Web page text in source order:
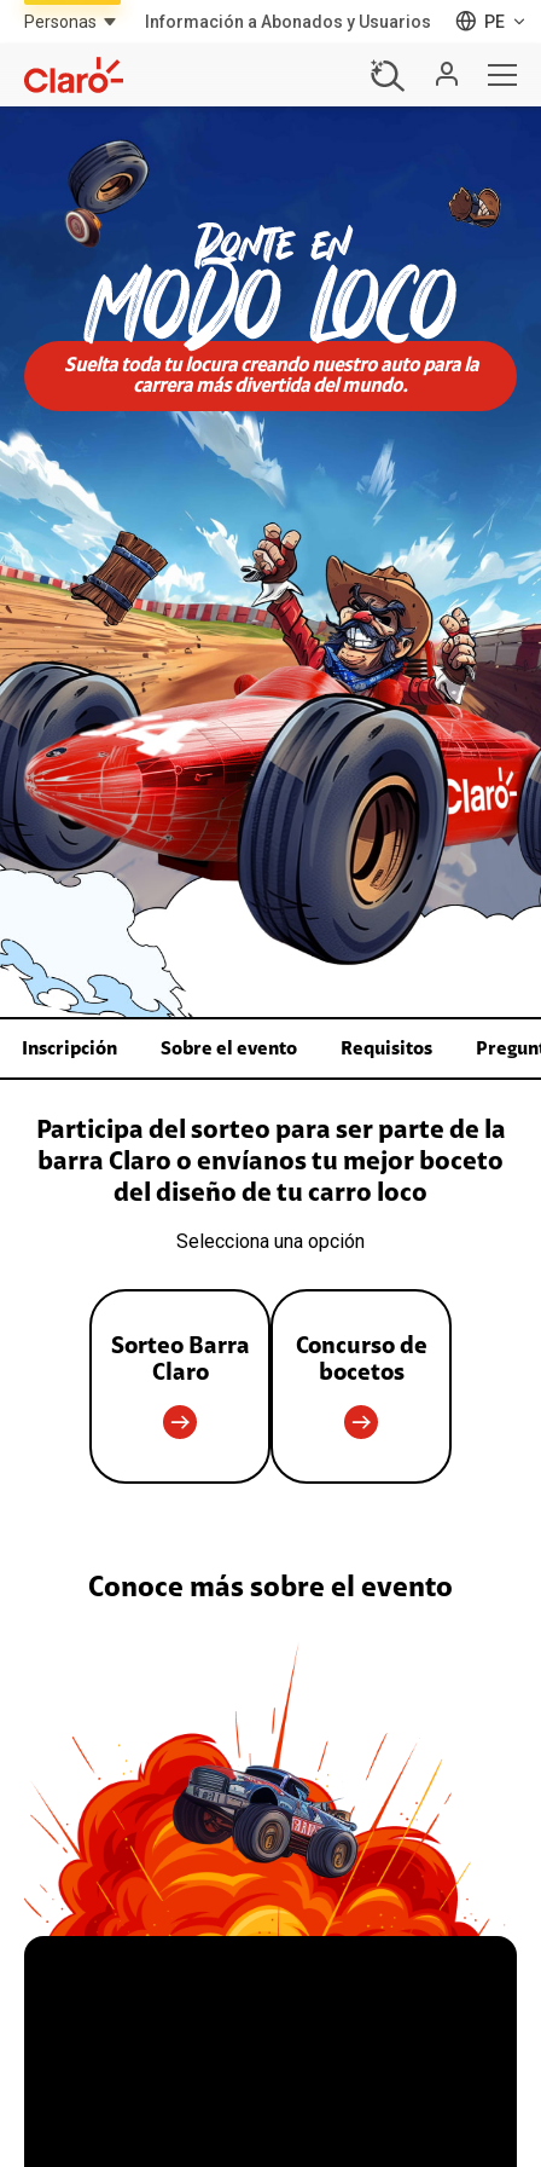
Información a Abonados y Usuarios PE
Suelta toda tu locura creando nuestro auto para la
carrera más divertida del mundo.
Inscripción Sobre el evento Requisitos
Participa del sorteo para ser parte de la
barra Claro o envíanos tu mejor boceto
del diseño de tu carro loco
Selecciona una opción
Sorteo Barra
Claro
Concurso de
bocetos
Conoce más sobre el evento